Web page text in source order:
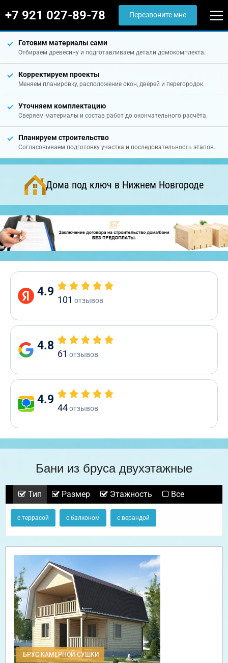
+7 921 027-89-78 Перезвоните мне
Готовим материалы сами
Отбираем древесину и подготавливаем детали домокомплекта.
Корректируем проекты
Меняем планировку, расположение окон, дверей и перегородок.
Уточняем комплектацию
Сверяем материалы и состав работ до окончательного расчёта.
Планируем строительство
Согласовываем подготовку участка и последовательность этапов.
Дома под ключ в Нижнем Новгороде
4.9
101 отзывов
4.8
61 отзывов
4.9
44отзывов
Бани из бруса двухэтажные
Тип Размер Этажность Все
с террасой с балконом с верандой
БРУС КАМЕРНОЙ СУШКИ